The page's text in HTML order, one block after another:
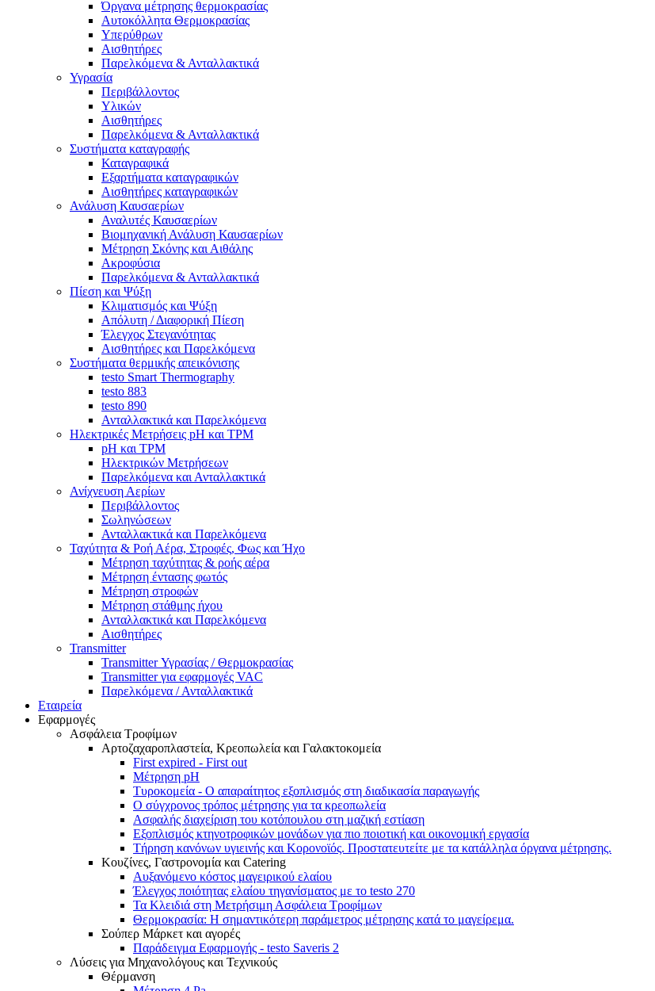
Όργανα μέτρησης θερμοκρασίας
Αυτοκόλλητα Θερμοκρασίας
Υπερύθρων
Αισθητήρες
Παρελκόμενα & Ανταλλακτικά
Υγρασία
Περιβάλλοντος
Υλικών
Αισθητήρες
Παρελκόμενα & Ανταλλακτικά
Συστήματα καταγραφής
Καταγραφικά
Εξαρτήματα καταγραφικών
Αισθητήρες καταγραφικών
Ανάλυση Καυσαερίων
Αναλυτές Καυσαερίων
Βιομηχανική Ανάλυση Καυσαερίων
Μέτρηση Σκόνης και Αιθάλης
Ακροφύσια
Παρελκόμενα & Ανταλλακτικά
Πίεση και Ψύξη
Κλιματισμός και Ψύξη
Απόλυτη / Διαφορική Πίεση
Έλεγχος Στεγανότητας
Αισθητήρες και Παρελκόμενα
Συστήματα θερμικής απεικόνισης
testo Smart Thermography
testo 883
testo 890
Ανταλλακτικά και Παρελκόμενα
Ηλεκτρικές Μετρήσεις pH και TPM
pH και TPM
Ηλεκτρικών Μετρήσεων
Παρελκόμενα και Ανταλλακτικά
Ανίχνευση Αερίων
Περιβάλλοντος
Σωληνώσεων
Ανταλλακτικά και Παρελκόμενα
Ταχύτητα & Ροή Αέρα, Στροφές, Φως και Ήχο
Μέτρηση ταχύτητας & ροής αέρα
Μέτρηση έντασης φωτός
Μέτρηση στροφών
Μέτρηση στάθμης ήχου
Ανταλλακτικά και Παρελκόμενα
Αισθητήρες
Transmitter
Transmitter Υγρασίας / Θερμοκρασίας
Transmitter για εφαρμογές VAC
Παρελκόμενα / Ανταλλακτικά
Εταιρεία
Εφαρμογές
Ασφάλεια Τροφίμων
Αρτοζαχαροπλαστεία, Κρεοπωλεία και Γαλακτοκομεία
First expired - First out
Μέτρηση pH
Τυροκομεία - Ο απαραίτητος εξοπλισμός στη διαδικασία παραγωγής
Ο σύγχρονος τρόπος μέτρησης για τα κρεοπωλεία
Ασφαλής διαχείριση του κοτόπουλου στη μαζική εστίαση
Εξοπλισμός κτηνοτροφικών μονάδων για πιο ποιοτική και οικονομική εργασία
Τήρηση κανόνων υγιεινής και Κορονοϊός. Προστατευτείτε με τα κατάλληλα όργανα μέτρησης.
Κουζίνες, Γαστρονομία και Catering
Αυξανόμενο κόστος μαγειρικού ελαίου
Έλεγχος ποιότητας ελαίου τηγανίσματος με το testo 270
Τα Κλειδιά στη Μετρήσιμη Ασφάλεια Τροφίμων
Θερμοκρασία: Η σημαντικότερη παράμετρος μέτρησης κατά το μαγείρεμα.
Σούπερ Μάρκετ και αγορές
Παράδειγμα Εφαρμογής - testo Saveris 2
Λύσεις για Μηχανολόγους και Τεχνικούς
Θέρμανση